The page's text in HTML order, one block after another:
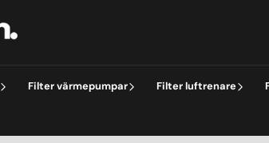
Filter värmepumpar Filter luftrenare